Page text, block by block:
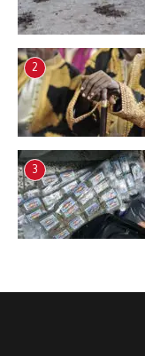
2
3